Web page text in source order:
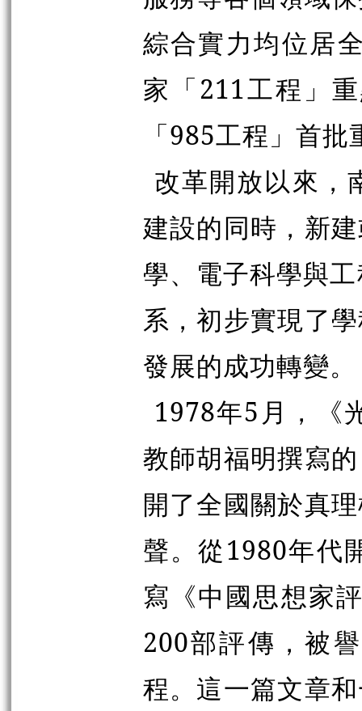
綜合實力均位居
家「211工程」
「985工程」首
改革開放以來，
建設的同時，新
學、電子科學與
系，初步實現了
發展的成功轉變。
1978年5月，《
教師胡福明撰寫
開了全國關於真
聲。從1980年代
寫《中國思想家
200部評傳，被
程。這一篇文章